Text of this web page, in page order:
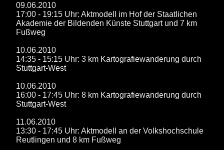
09.06.2010
17:00 - 19:15 Uhr: Aktmodell im Hof der Staatlichen
Akademie der Bildenden Künste Stuttgart und 7 km
Fußweg
10.06.2010
14:35 - 15:15 Uhr: 3 km Kartografiewanderung durch
Stuttgart-West
10.06.2010
16:00 - 17:45 Uhr: 8 km Kartografiewanderung durch
Stuttgart-West
11.06.2010
13:30 - 17:45 Uhr: Aktmodell an der Volkshochschule
Reutlingen und 8 km Fußweg